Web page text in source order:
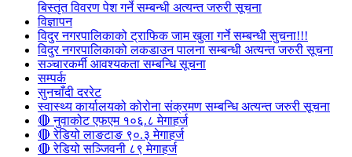
बिस्तृत विवरण पेश गर्ने सम्बन्धी अत्यन्त जरुरी सूचना
विज्ञापन
विदुर नगरपालिकाको ट्राफिक जाम खुला गर्ने सम्बन्धी सुचना!!!
विदुर नगरपालिकाको लकडाउन पालना सम्बन्धी अत्यन्त जरुरी सूचना
सञ्चारकर्मी आवश्यकता सम्बन्धि सूचना
सम्पर्क
सुनचाँदी दररेट
स्वास्थ्य कार्यालयको कोरोना संक्रमण सम्बन्धि अत्यन्त जरुरी सूचना
🔴 नुवाकोट एफएम १०६.८ मेगाहर्ज
🔴 रेडियो लाङटाङ ९०.३ मेगाहर्ज
🔴 रेडियो सञ्जिवनी ८९ मेगाहर्ज